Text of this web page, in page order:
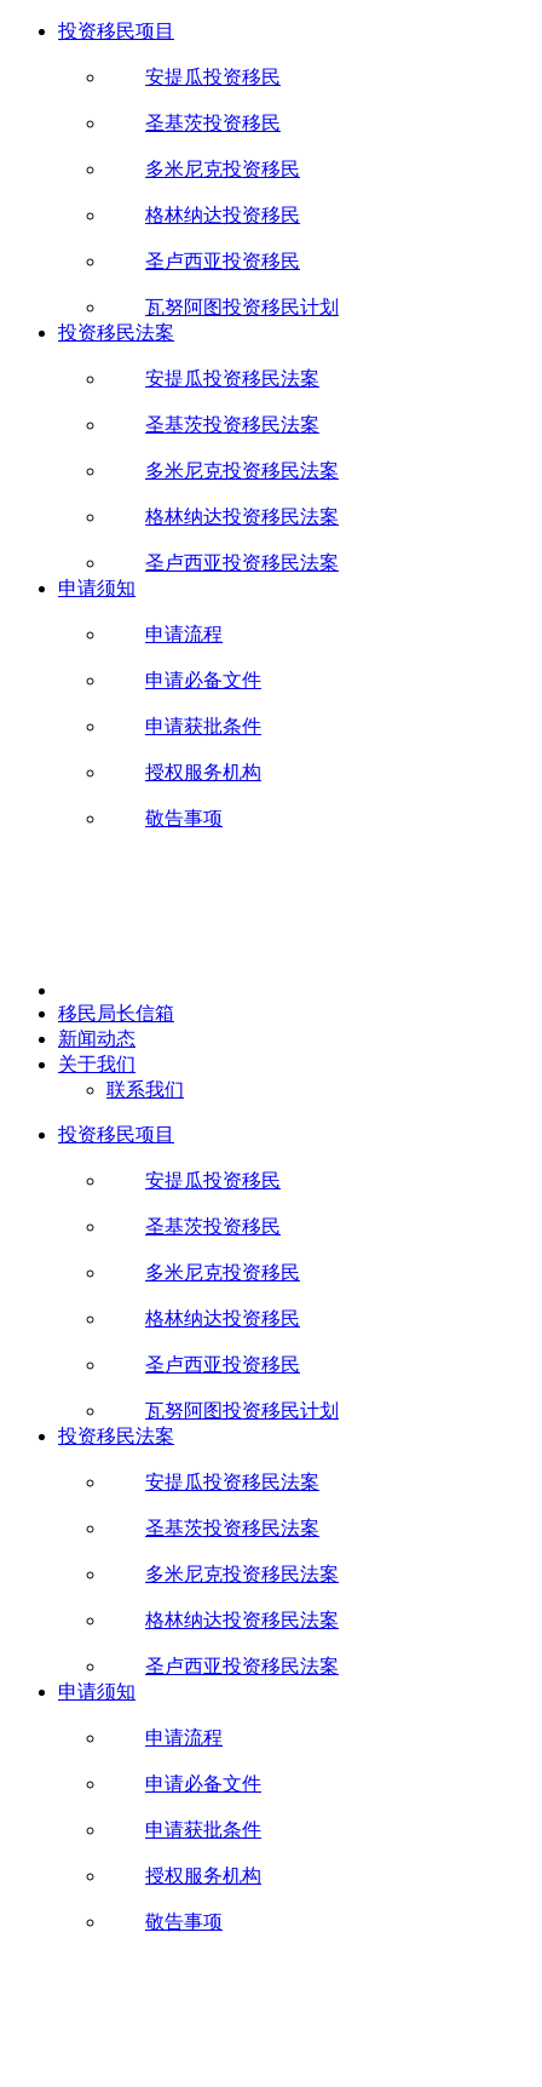
投资移民项目
安提瓜投资移民
圣基茨投资移民
多米尼克投资移民
格林纳达投资移民
圣卢西亚投资移民
瓦努阿图投资移民计划
投资移民法案
安提瓜投资移民法案
圣基茨投资移民法案
多米尼克投资移民法案
格林纳达投资移民法案
圣卢西亚投资移民法案
申请须知
申请流程
申请必备文件
申请获批条件
授权服务机构
敬告事项
移民局长信箱
新闻动态
关于我们
联系我们
投资移民项目
安提瓜投资移民
圣基茨投资移民
多米尼克投资移民
格林纳达投资移民
圣卢西亚投资移民
瓦努阿图投资移民计划
投资移民法案
安提瓜投资移民法案
圣基茨投资移民法案
多米尼克投资移民法案
格林纳达投资移民法案
圣卢西亚投资移民法案
申请须知
申请流程
申请必备文件
申请获批条件
授权服务机构
敬告事项